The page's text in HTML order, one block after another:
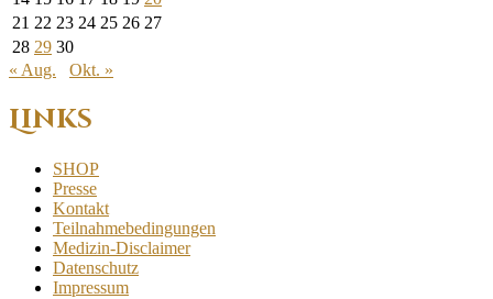
21 22 23 24 25 26 27
28 29 30
« Aug.
Okt. »
Links
SHOP
Presse
Kontakt
Teilnahmebedingungen
Medizin-Disclaimer
Datenschutz
Impressum